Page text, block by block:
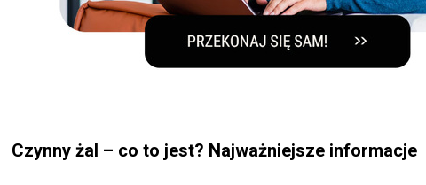
Czynny żal – co to jest? Najważniejsze informacje